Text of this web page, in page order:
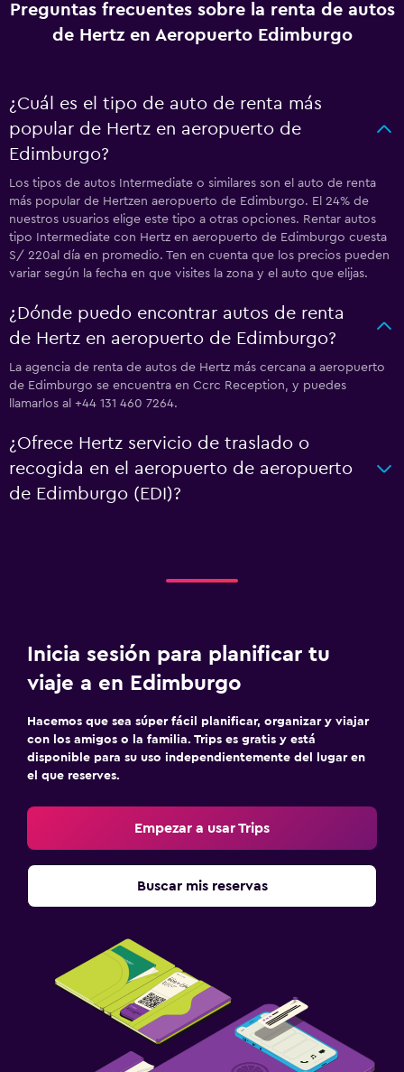
Preguntas frecuentes sobre la renta de autos
de Hertz en Aeropuerto Edimburgo
¿Cuál es el tipo de auto de renta más
popular de Hertz en aeropuerto de
Edimburgo?
Los tipos de autos Intermediate o similares son el auto de renta
más popular de Hertzen aeropuerto de Edimburgo. El 24% de
nuestros usuarios elige este tipo a otras opciones. Rentar autos
tipo Intermediate con Hertz en aeropuerto de Edimburgo cuesta
S/ 220al día en promedio. Ten en cuenta que los precios pueden
variar según la fecha en que visites la zona y el auto que elijas.
¿Dónde puedo encontrar autos de renta
de Hertz en aeropuerto de Edimburgo?
La agencia de renta de autos de Hertz más cercana a aeropuerto
de Edimburgo se encuentra en Ccrc Reception, y puedes
llamarlos al +44 131 460 7264.
¿Ofrece Hertz servicio de traslado o
recogida en el aeropuerto de aeropuerto
de Edimburgo (EDI)?
Inicia sesión para planificar tu
viaje a en Edimburgo
Hacemos que sea súper fácil planificar, organizar y viajar
con los amigos o la familia. Trips es gratis y está
disponible para su uso independientemente del lugar en
el que reserves.
Empezar a usar Trips
Buscar mis reservas